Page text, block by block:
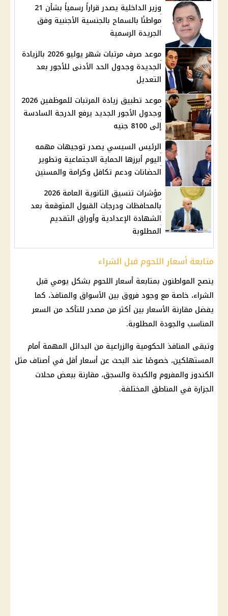
وزير الداخلية يصدر قراراً رسمياً بشأن 21
مواطنًا بالسماح بالجنسية الأجنبية وفق
الجريدة الرسمية
موعد صرف مرتبات شهر يوليو 2026 بالزيادة
الجديدة وجدول الحد الأدنى للأجور بعد
التعديل
موعد تطبيق زيادة المرتبات للموظفين 2026
وجدول الأجور الجديد يرفع الدرجة السادسة
إلى 8100 جنيه
الرئيس السيسي يصدر توجيهات مهمه
اليوم أبرزها الحماية الاجتماعية وتطوير
الحضانات ودعم تكافل وكرامة والمسنين
مؤشرات تنسيق الثانوية العامة 2026
بالمحافظات ودرجات القبول المتوقعة بعد
الشهادة الإعدادية وأوراق التقديم
المطلوبة
متابعة أسعار اللحوم قبل الشراء
ينصح المواطنون بمتابعة أسعار اللحوم بشكل يومي قبل
الشراء، خاصة مع وجود فروق بين الأسواق والمنافذ، كما
يفضل مقارنة الأسعار بين أكثر من مصدر للتأكد من السعر
المناسب والجودة المطلوبة.
وتبقى المنافذ الحكومية والزراعية من البدائل المهمة أمام
المستهلكين، خصوصًا عند البحث عن أسعار أقل في أصناف مثل
الكندوز والمفروم والكبدة والسجق، مقارنة ببعض محلات
الجزارة في المناطق المختلفة.